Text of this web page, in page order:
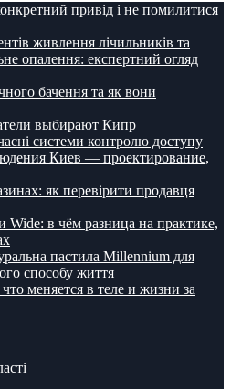
привід і не помилитися
живлення лічильників та
опалення: експертний огляд
бачення та як вони
выбирают Кипр
системи контролю доступу
Киев — проектирование,
як перевірити продавця
Wide: в чём разница на практике,
пастила Millennium для
способу життя
меняется в теле и жизни за